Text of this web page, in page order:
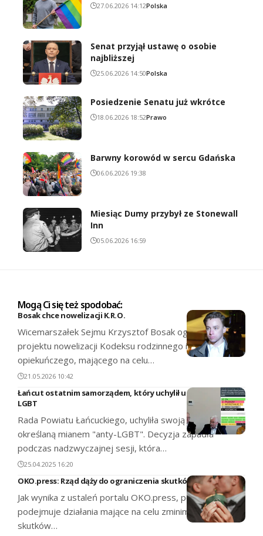
27.06.2026 14:12Polska
Senat przyjął ustawę o osobie
najbliższej
25.06.2026 14:50Polska
Posiedzenie Senatu już wkrótce
18.06.2026 18:52Prawo
Barwny korowód w sercu Gdańska
06.06.2026 19:38
Miesiąc Dumy przybył ze Stonewall
Inn
05.06.2026 16:59
Mogą Ci się też spodobać:
Bosak chce nowelizacji K.R.O.
Wicemarszałek Sejmu Krzysztof Bosak ogłosił złożenie
projektu nowelizacji Kodeksu rodzinnego i
opiekuńczego, mającego na celu…
21.05.2026 10:42
Łańcut ostatnim samorządem, który uchylił uchwałę anty-
LGBT
Rada Powiatu Łańcuckiego, uchyliła swoją uchwałę
określaną mianem "anty-LGBT". Decyzja zapadła
podczas nadzwyczajnej sesji, która…
25.04.2025 16:20
OKO.press: Rząd dąży do ograniczenia skutków wyroku NSA
Jak wynika z ustaleń portalu OKO.press, polski rząd
podejmuje działania mające na celu zminimalizowanie
skutków…